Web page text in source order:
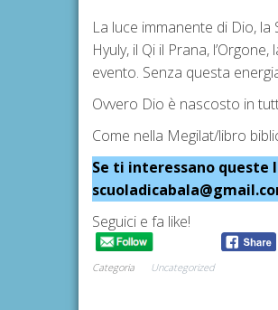
La luce immanente di Dio,
Hyuly, il Qi il Prana,
evento. Senza questa
Ovvero Dio è nascosto in
Come nella Megilat/libro
Se ti interessano queste
Seguici e fa like!
Categoria Uncategorized